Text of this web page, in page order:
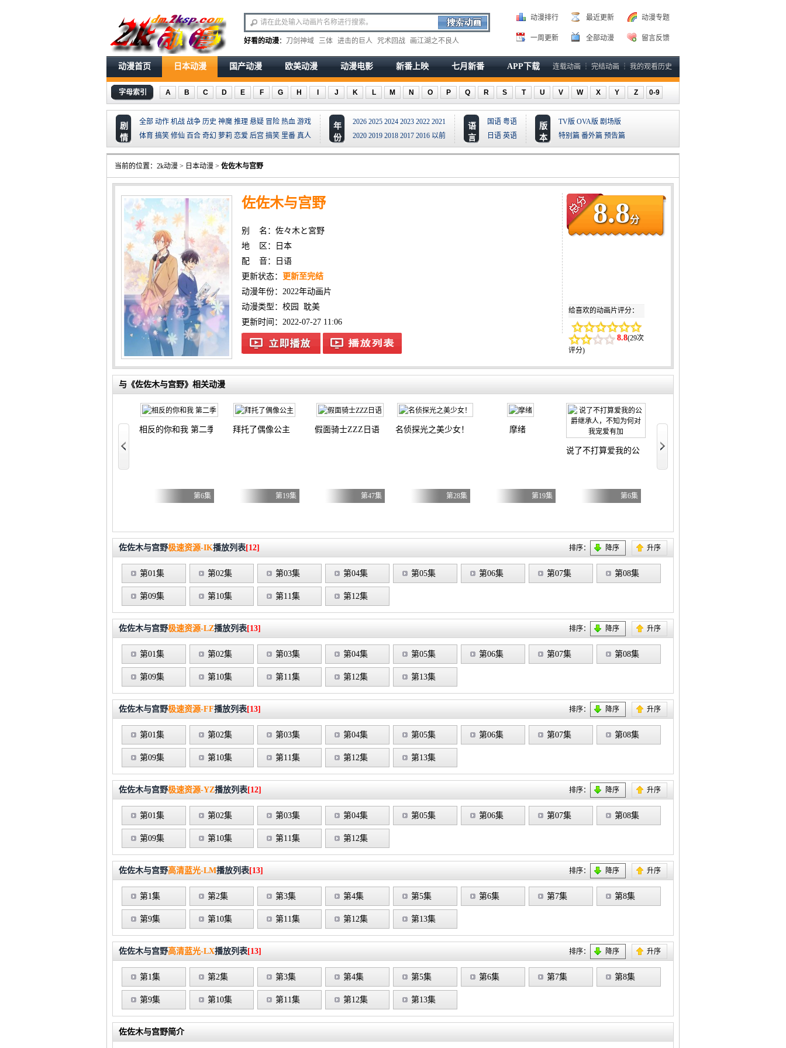
好看的动漫： 刀剑神域 三体 进击的巨人 咒术回战 画江湖之不良人
动漫排行 最近更新 动漫专题
一周更新 全部动漫 留言反馈
动漫首页 日本动漫 国产动漫 欧美动漫 动漫电影 新番上映 七月新番 APP下载 连载动画 ┆ 完结动画 ┆ 我的观看历史
字母索引 A B C D E F G H J K L M N O P Q R S T U V W X Y Z 0-9
剧
情
全部 动作 机战 战争 历史 神魔 推理 悬疑 冒险 热血 游戏
体育 搞笑 修仙 百合 奇幻 萝莉 恋爱 后宫 搞笑 里番 真人
年
份
2026 2025 2024 2023 2022 2021
2020 2019 2018 2017 2016 以前
语
言
国语 粤语
日语 英语
版
本
TV版 OVA版 剧场版
特别篇 番外篇 预告篇
当前的位置： 2k动漫 > 日本动漫 > 佐佐木与宫野
8.8分
给喜欢的动画片评分：
8.8(29次
评分)
佐佐木与宫野
别 名：佐々木と宮野
地 区：日本
配 音：日语
更新状态：
更新至完结
动漫年份： 2022年动画片
动漫类型： 校园
耽美
更新时间：2022-07-27 11:06
与《佐佐木与宫野》相关动漫
死神 千年血战篇 第四季
相反的你和我 第二季
第6集
拜托了偶像公主
第19集
假面骑士ZZZ日语
第47集
名侦探光之美少女！
第28集
摩绪
第19集
说了不打算爱我的公爵继承人，不知为何对我宠爱有加
第6集
佐佐木与宫野极速资源-IK播放列表[12] 排序： 降序 升序
第01集 第02集 第03集 第04集 第05集 第06集 第07集 第08集
第09集 第10集 第11集 第12集
佐佐木与宫野极速资源-LZ播放列表[13] 排序： 降序 升序
第01集 第02集 第03集 第04集 第05集 第06集 第07集 第08集
第09集 第10集 第11集 第12集 第13集
佐佐木与宫野极速资源-FF播放列表[13] 排序： 降序 升序
第01集 第02集 第03集 第04集 第05集 第06集 第07集 第08集
第09集 第10集 第11集 第12集 第13集
佐佐木与宫野极速资源-YZ播放列表[12] 排序： 降序 升序
第01集 第02集 第03集 第04集 第05集 第06集 第07集 第08集
第09集 第10集 第11集 第12集
佐佐木与宫野高清蓝光-LM播放列表[13] 排序： 降序 升序
第1集 第2集 第3集 第4集 第5集 第6集 第7集 第8集
第9集 第10集 第11集 第12集 第13集
佐佐木与宫野高清蓝光-LX播放列表[13] 排序： 降序 升序
第1集 第2集 第3集 第4集 第5集 第6集 第7集 第8集
第9集 第10集 第11集 第12集 第13集
佐佐木与宫野简介